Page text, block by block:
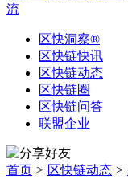
流
区快洞察®
区快链快讯
区快链动态
区快链圈
区快链问答
联盟企业
首页 > 区快链动态 >